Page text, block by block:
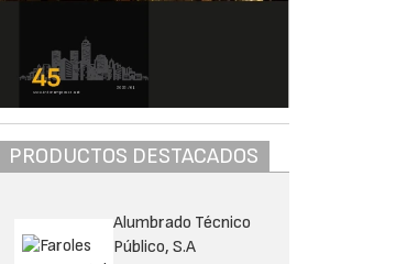
PRODUCTOS DESTACADOS
Alumbrado Técnico
Público, S.A